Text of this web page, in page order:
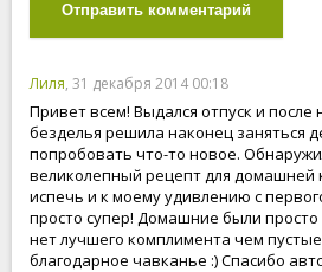
Отправить комментарий
Лиля, 31 декабря 2014 00:18
Привет всем! Выдался отпуск и после
безделья решила наконец заняться
попробовать что-то новое.
великолепный рецепт для домашней
испечь и к моему удивлению с
просто супер! Домашние были просто
нет лучшего комплимента чем
благодарное чавканье :) Спасибо